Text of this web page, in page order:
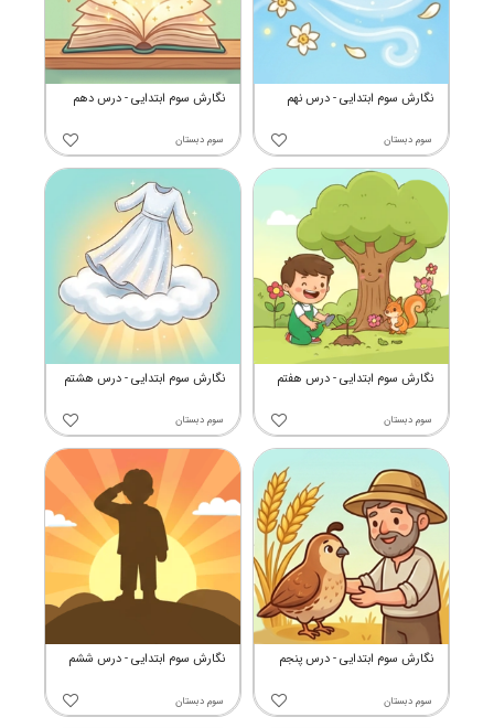
نگارش سوم ابتدایی - درس دهم
سوم دبستان
نگارش سوم ابتدایی - درس نهم
سوم دبستان
نگارش سوم ابتدایی - درس هشتم
سوم دبستان
نگارش سوم ابتدایی - درس هفتم
سوم دبستان
نگارش سوم ابتدایی - درس ششم
سوم دبستان
نگارش سوم ابتدایی - درس پنجم
سوم دبستان